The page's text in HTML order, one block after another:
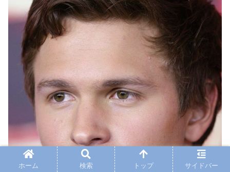
ホーム 検索 トップ サイドバー